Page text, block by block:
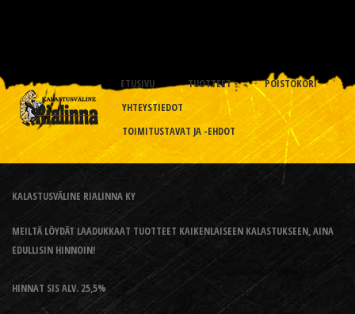
ETUSIVU TUOTTEET
POISTOKORI
YHTEYSTIEDOT
TOIMITUSTAVAT JA -EHDOT
KALASTUSVÄLINE RIALINNA KY
MEILTÄ LÖYDÄT LAADUKKAAT TUOTTEET KAIKENLAISEEN KALASTUKSEEN, AINA
EDULLISIN HINNOIN!
HINNAT SIS ALV. 25,5%